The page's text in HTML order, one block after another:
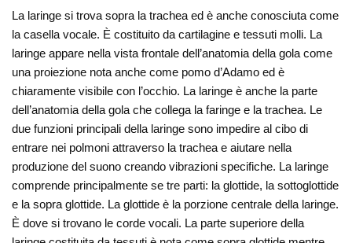
La laringe si trova sopra la trachea ed è anche conosciuta come
la casella vocale. È costituito da cartilagine e tessuti molli. La
laringe appare nella vista frontale dell’anatomia della gola come
una proiezione nota anche come pomo d’Adamo ed è
chiaramente visibile con l’occhio. La laringe è anche la parte
dell’anatomia della gola che collega la faringe e la trachea. Le
due funzioni principali della laringe sono impedire al cibo di
entrare nei polmoni attraverso la trachea e aiutare nella
produzione del suono creando vibrazioni specifiche. La laringe
comprende principalmente se tre parti: la glottide, la sottoglottide
e la sopra glottide. La glottide è la porzione centrale della laringe.
È dove si trovano le corde vocali. La parte superiore della